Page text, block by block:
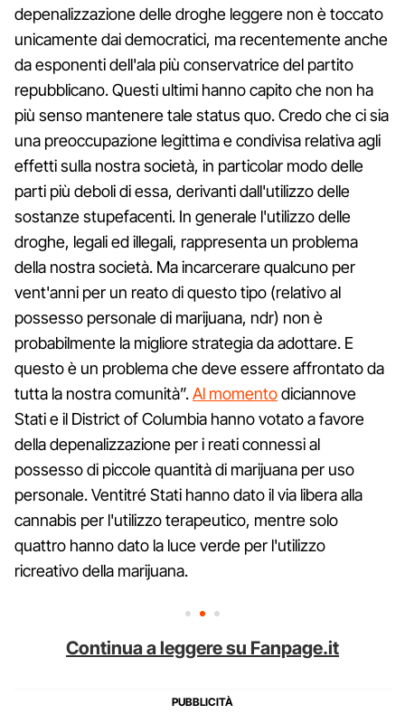
depenalizzazione delle droghe leggere non è toccato
unicamente dai democratici, ma recentemente anche
da esponenti dell'ala più conservatrice del partito
repubblicano. Questi ultimi hanno capito che non ha
più senso mantenere tale status quo. Credo che ci sia
una preoccupazione legittima e condivisa relativa agli
effetti sulla nostra società, in particolar modo delle
parti più deboli di essa, derivanti dall'utilizzo delle
sostanze stupefacenti. In generale l'utilizzo delle
droghe, legali ed illegali, rappresenta un problema
della nostra società. Ma incarcerare qualcuno per
vent'anni per un reato di questo tipo (relativo al
possesso personale di marijuana, ndr) non è
probabilmente la migliore strategia da adottare. E
questo è un problema che deve essere affrontato da
tutta la nostra comunità”.Al momentodiciannove
Stati e il District of Columbia hanno votato a favore
della depenalizzazione per i reati connessi al
possesso di piccole quantità di marijuana per uso
personale. Ventitré Stati hanno dato il via libera alla
cannabis per l'utilizzo terapeutico, mentre solo
quattro hanno dato la luce verde per l'utilizzo
ricreativo della marijuana.
Continua a leggere su Fanpage.it